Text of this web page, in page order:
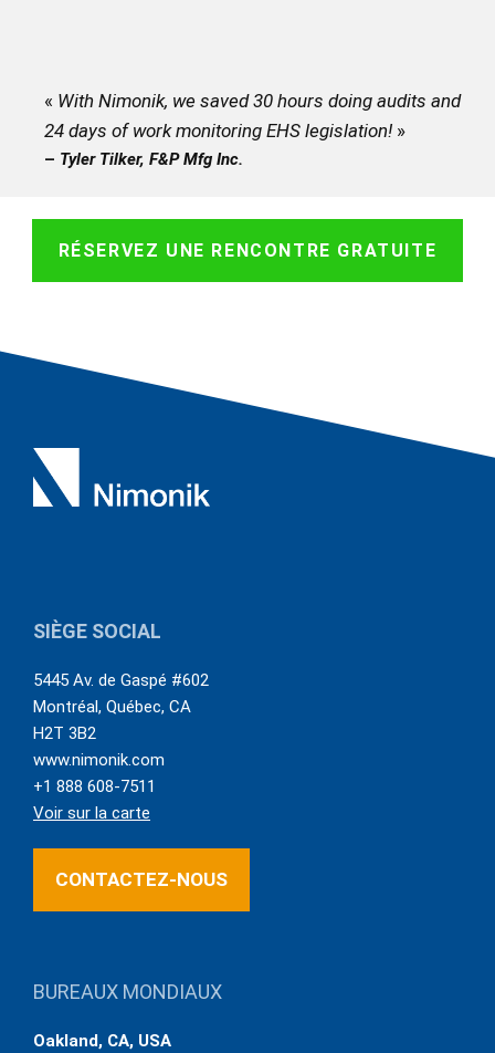
« With Nimonik, we saved 30 hours doing audits and
24 days of work monitoring EHS legislation! »
– Tyler Tilker, F&P Mfg Inc.
RÉSERVEZ UNE RENCONTRE GRATUITE
SIÈGE SOCIAL
5445 Av. de Gaspé #602
Montréal, Québec, CA
H2T 3B2
www.nimonik.com
+1 888 608-7511
Voir sur la carte
CONTACTEZ-NOUS
BUREAUX MONDIAUX
Oakland, CA, USA